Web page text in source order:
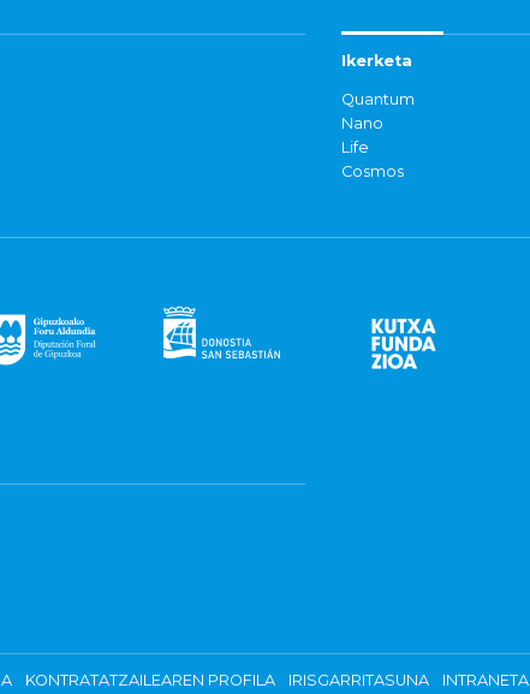
Ikerketa
Quantum
Nano
Life
Cosmos
KONTRATATZAILEAREN PROFILA IRISGARRITASUNA INTRANETA